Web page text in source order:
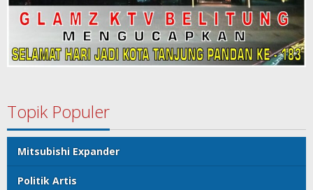
Topik Populer
Mitsubishi Expander
Politik Artis